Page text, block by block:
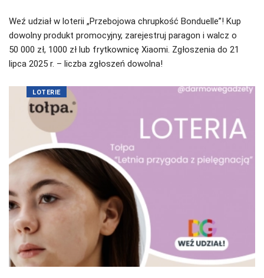
Weź udział w loterii „Przebojowa chrupkość Bonduelle”! Kup
dowolny produkt promocyjny, zarejestruj paragon i walcz o
50 000 zł, 1000 zł lub frytkownicę Xiaomi. Zgłoszenia do 21
lipca 2025 r. – liczba zgłoszeń dowolna!
LOTERIE